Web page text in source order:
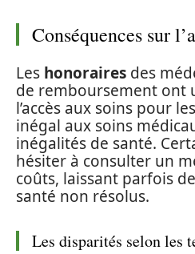
Conséquences sur
Les honoraires des
de remboursement ont
l’accès aux soins pour
inégal aux soins
inégalités de santé.
hésiter à consulter un
coûts, laissant parfois
santé non résolus.
Les disparités selon les